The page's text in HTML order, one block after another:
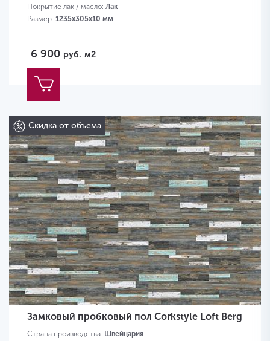
Покрытие лак / масло: Лак
Размер: 1235х305х10 мм
6 900 руб. м2
Скидка от объема
Замковый пробковый пол Corkstyle Loft Berg
Страна производства: Швейцария